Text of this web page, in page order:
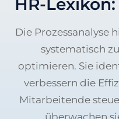
HR-Lexikon:
Die Prozessanalyse
systematisch
optimieren. Sie
verbessern die
Mitarbeitende
überwachen